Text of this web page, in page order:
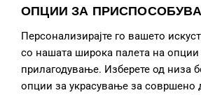
ОПЦИИ ЗА
Персонализирајте го вашето
со нашата широка палета на опции
прилагодување. Изберете од низа
опции за украсување за совршено